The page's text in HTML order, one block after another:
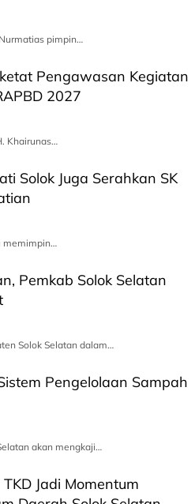
pimpin…
Pengawasan Kegiatan
2027
Khairunas…
Solok Juga Serahkan SK
memimpin…
Pemkab Solok Selatan
Solok Selatan dalam…
Pengelolaan Sampah
akan mengkaji…
Jadi Momentum